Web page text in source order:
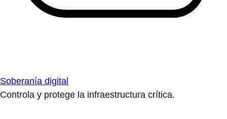
Soberanía digital
Controla y protege la infraestructura crítica.